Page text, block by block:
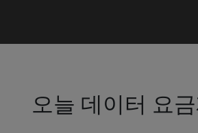
오늘 데이터 요